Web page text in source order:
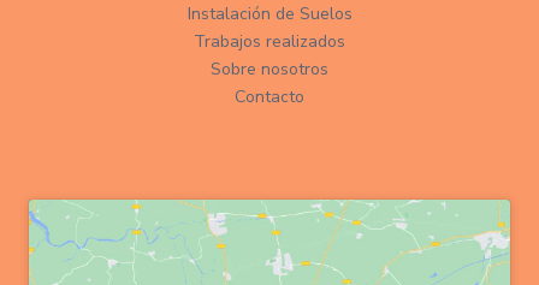
Instalación de Suelos
Trabajos realizados
Sobre nosotros
Contacto